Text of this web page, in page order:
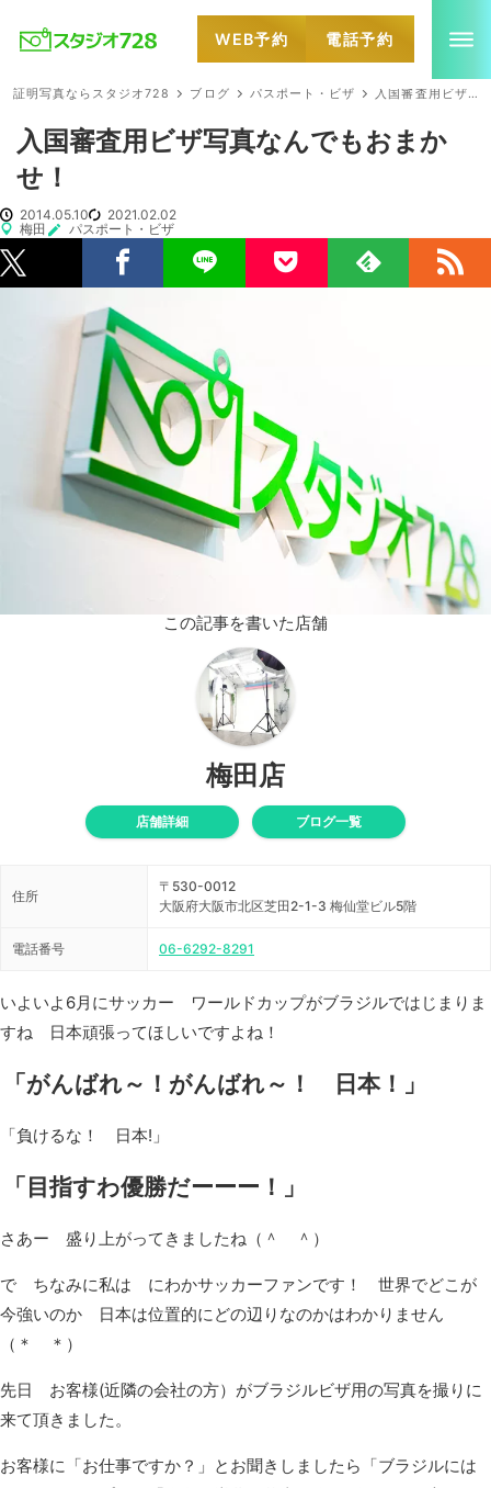
WEB予約 電話予約
証明写真ならスタジオ728 ブログ パスポート・ビザ 入国審査用ビザ写真なんでもおまかせ！
入国審査用ビザ写真なんでもおまか
せ！
2014.05.10
2021.02.02
梅田
パスポート・ビザ
この記事を書いた店舗
梅田店
店舗詳細 ブログ一覧
住所
〒530-0012
大阪府大阪市北区芝田2-1-3 梅仙堂ビル5階
電話番号 06-6292-8291
いよいよ6月にサッカー ワールドカップがブラジルではじまりま
すね 日本頑張ってほしいですよね！
「がんばれ～！がんばれ～！ 日本！」
「負けるな！ 日本!」
「目指すわ優勝だーーー！」
さあー 盛り上がってきましたね（＾ ＾）
で ちなみに私は にわかサッカーファンです！ 世界でどこが
今強いのか 日本は位置的にどの辺りなのかはわかりません
（＊ ＊）
先日 お客様(近隣の会社の方）がブラジルビザ用の写真を撮りに
来て頂きました。
お客様に「お仕事ですか？」とお聞きしましたら「ブラジルには